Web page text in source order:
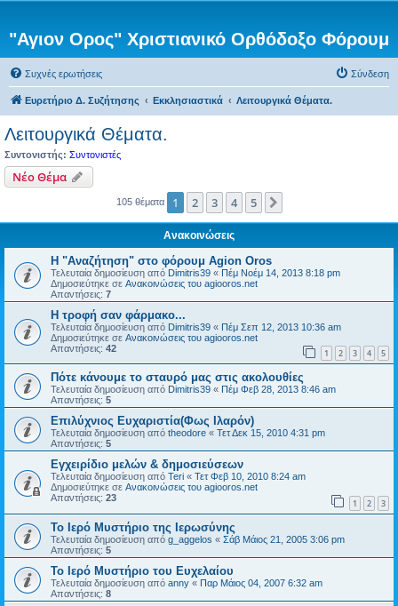
"Αγιον Ορος" Χριστιανικό Ορθόδοξο Φόρουμ
Συχνές ερωτήσεις Σύνδεση
Ευρετήριο Δ. Συζήτησης Εκκλησιαστικά Λειτουργικά Θέματα.
Λειτουργικά Θέματα.
Συντονιστής: Συντονιστές
Νέο Θέμα
105 θέματα 1 2 3 4 5
Ανακοινώσεις
Η "Αναζήτηση" στο φόρουμ Agion Oros
Τελευταία δημοσίευση από Dimitris39 « Πέμ Νοέμ 14, 2013 8:18 pm
Δημοσιεύτηκε σε Ανακοινώσεις του agiooros.net
Απαντήσεις: 7
H τροφή σαν φάρμακο...
Τελευταία δημοσίευση από Dimitris39 « Πέμ Σεπ 12, 2013 10:36 am
Δημοσιεύτηκε σε Ανακοινώσεις του agiooros.net
Απαντήσεις: 42 1 2 3 4 5
Πότε κάνουμε το σταυρό μας στις ακολουθίες
Τελευταία δημοσίευση από Dimitris39 « Πέμ Φεβ 28, 2013 8:46 am
Απαντήσεις: 5
Επιλύχνιος Ευχαριστία(Φως Ιλαρόν)
Τελευταία δημοσίευση από theodore « Τετ Δεκ 15, 2010 4:31 pm
Απαντήσεις: 5
Εγχειρίδιο μελών & δημοσιεύσεων
Τελευταία δημοσίευση από Teri « Τετ Φεβ 10, 2010 8:24 am
Δημοσιεύτηκε σε Ανακοινώσεις του agiooros.net
Απαντήσεις: 23 1 2 3
Το Ιερό Μυστήριο της Ιερωσύνης
Τελευταία δημοσίευση από g_aggelos « Σάβ Μάιος 21, 2005 3:06 pm
Απαντήσεις: 5
Το Ιερό Μυστήριο του Ευχελαίου
Τελευταία δημοσίευση από anny « Παρ Μάιος 04, 2007 6:32 am
Απαντήσεις: 8